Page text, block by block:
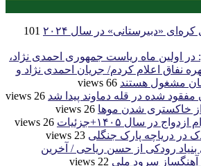
«دبیرستانی» در سال ۲۰۲۴
101
در اولین ماه ریاست جمهوری احمدی نژاد،
نفاق اعلام کردم/ جریان احمدی نژاد و
مشغول هستند 66 views
مفقود شده در قله دماوند پیدا شد 26 views
خاکستری شدن موها 26 views
در سال ۱۴۰۵+جزئیات
26 views
در دریاچه پارک جنگلی 23 views
رودکی از حسن ریاحی / آخرین
سرود ملی 22 views